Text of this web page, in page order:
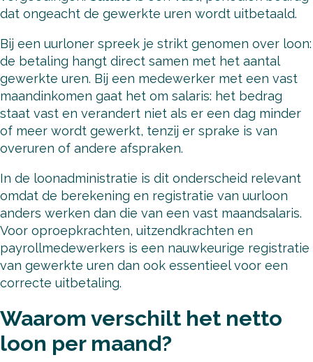
dat ongeacht de gewerkte uren wordt uitbetaald.
Bij een uurloner spreek je strikt genomen over loon:
de betaling hangt direct samen met het aantal
gewerkte uren. Bij een medewerker met een vast
maandinkomen gaat het om salaris: het bedrag
staat vast en verandert niet als er een dag minder
of meer wordt gewerkt, tenzij er sprake is van
overuren of andere afspraken.
In de loonadministratie is dit onderscheid relevant
omdat de berekening en registratie van uurloon
anders werken dan die van een vast maandsalaris.
Voor oproepkrachten, uitzendkrachten en
payrollmedewerkers is een nauwkeurige registratie
van gewerkte uren dan ook essentieel voor een
correcte uitbetaling.
Waarom verschilt het netto
loon per maand?